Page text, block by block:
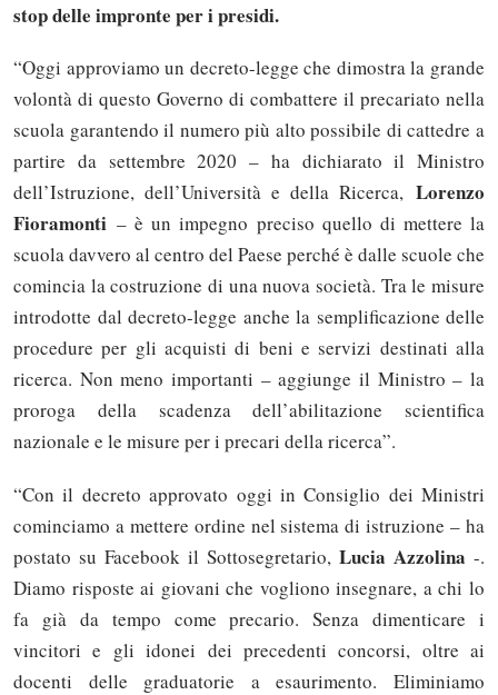
stop delle impronte per i presidi.
“Oggi approviamo un decreto-legge che dimostra la grande
volontà di questo Governo di combattere il precariato nella
scuola garantendo il numero più alto possibile di cattedre a
partire da settembre 2020 – ha dichiarato il Ministro
dell’Istruzione, dell’Università e della Ricerca, Lorenzo
Fioramonti – è un impegno preciso quello di mettere la
scuola davvero al centro del Paese perché è dalle scuole che
comincia la costruzione di una nuova società. Tra le misure
introdotte dal decreto-legge anche la semplificazione delle
procedure per gli acquisti di beni e servizi destinati alla
ricerca. Non meno importanti – aggiunge il Ministro – la
proroga della scadenza dell’abilitazione scientifica
nazionale e le misure per i precari della ricerca”.
“Con il decreto approvato oggi in Consiglio dei Ministri
cominciamo a mettere ordine nel sistema di istruzione – ha
postato su Facebook il Sottosegretario, Lucia Azzolina -.
Diamo risposte ai giovani che vogliono insegnare, a chi lo
fa già da tempo come precario. Senza dimenticare i
vincitori e gli idonei dei precedenti concorsi, oltre ai
docenti delle graduatorie a esaurimento. Eliminiamo